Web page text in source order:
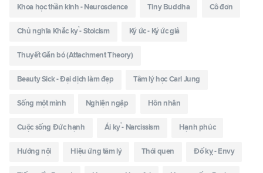
Khoa học thần kinh - Neuroscience Tiny Buddha Cô đơn
Chủ nghĩa Khắc kỷ - Stoicism Ký ức - Ký ức giả
Thuyết Gắn bó (Attachment Theory)
Beauty Sick - Đại dịch làm đẹp Tâm lý học Carl Jung
Sống một mình Nghiện ngập Hôn nhân
Cuộc sống Đức hạnh Ái kỷ - Narcissism Hạnh phúc
Hướng nội Hiệu ứng tâm lý Thói quen Đố kỵ - Envy